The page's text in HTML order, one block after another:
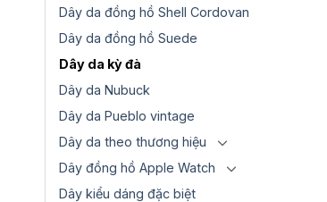
Dây da đồng hồ Shell Cordovan
Dây da đồng hồ Suede
Dây da kỳ đà
Dây da Nubuck
Dây da Pueblo vintage
Dây da theo thương hiệu
Dây đồng hồ Apple Watch
Dây kiểu dáng đặc biệt